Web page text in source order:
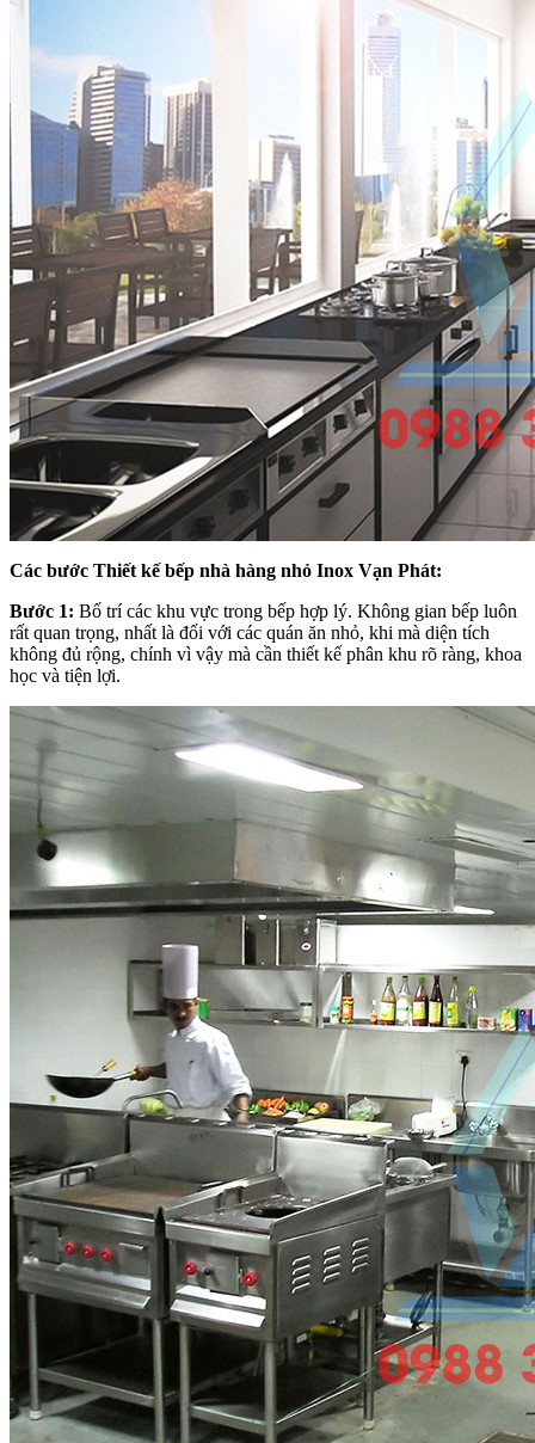
Các bước Thiết kế bếp nhà hàng nhỏ Inox Vạn Phát:
Bước 1: Bố trí các khu vực trong bếp hợp lý. Không gian bếp luôn
rất quan trọng, nhất là đối với các quán ăn nhỏ, khi mà diện tích
không đủ rộng, chính vì vậy mà cần thiết kế phân khu rõ ràng, khoa
học và tiện lợi.